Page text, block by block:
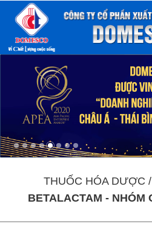
THUỐC HÓA DƯỢC
BETALACTAM - NHÓM